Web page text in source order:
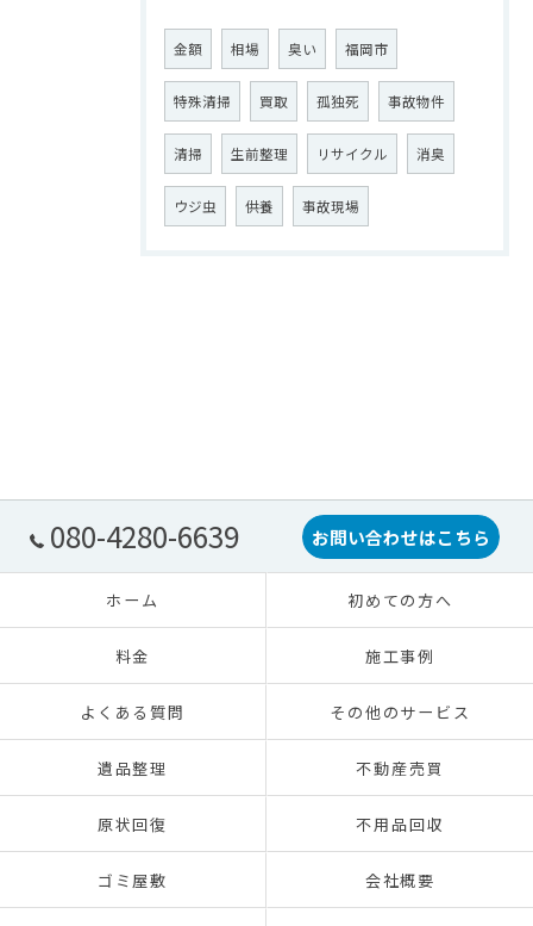
金額 相場 臭い 福岡市
特殊清掃 買取 孤独死 事故物件
清掃 生前整理 リサイクル 消臭
ウジ虫 供養 事故現場
080-4280-6639 お問い合わせはこちら
ホーム 初めての方へ
料金 施工事例
よくある質問 その他のサービス
遺品整理 不動産売買
原状回復 不用品回収
ゴミ屋敷 会社概要